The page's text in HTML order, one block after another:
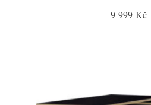
9 999 Kč